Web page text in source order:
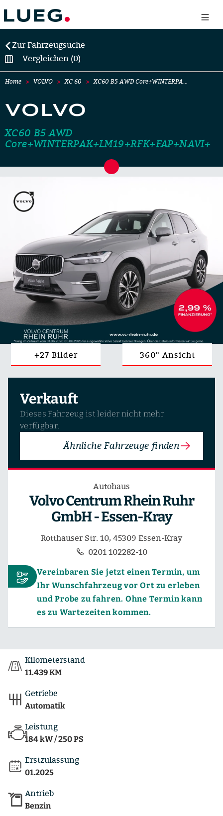
Zur Fahrzeugsuche
Vergleichen (0)
Home VOLVO XC 60 XC60 B5 AWD Core+WINTERPA…
VOLVO
XC60 B5 AWD
Core+WINTERPAK+LM19+RFK+FAP+NAVI+
+27 Bilder 360° Ansicht
Verkauft
Dieses Fahrzeug ist leider nicht mehr
verfügbar.
Ähnliche Fahrzeuge finden
Autohaus
Volvo Centrum Rhein Ruhr
GmbH - Essen-Kray
Rotthauser Str. 10, 45309 Essen-Kray
0201 102282-10
Vereinbaren Sie jetzt einen Termin, um
Ihr Wunschfahrzeug vor Ort zu erleben
und Probe zu fahren. Ohne Termin kann
es zu Wartezeiten kommen.
Kilometerstand
11.439 KM
Getriebe
Automatik
Leistung
184 kW / 250 PS
Erstzulassung
01.2025
Antrieb
Benzin